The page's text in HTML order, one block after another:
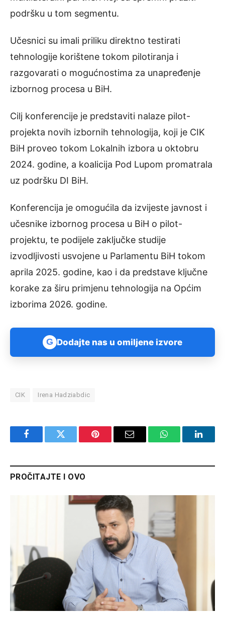
podršku u tom segmentu.
Učesnici su imali priliku direktno testirati
tehnologije korištene tokom pilotiranja i
razgovarati o mogućnostima za unapređenje
izbornog procesa u BiH.
Cilj konferencije je predstaviti nalaze pilot-
projekta novih izbornih tehnologija, koji je CIK
BiH proveo tokom Lokalnih izbora u oktobru
2024. godine, a koalicija Pod Lupom promatrala
uz podršku DI BiH.
Konferencija je omogućila da izvijeste javnost i
učesnike izbornog procesa u BiH o pilot-
projektu, te podijele zaključke studije
izvodljivosti usvojene u Parlamentu BiH tokom
aprila 2025. godine, kao i da predstave ključne
korake za širu primjenu tehnologija na Općim
izborima 2026. godine.
G Dodajte nas u omiljene izvore
CIK Irena Hadziabdic
FacebookTwitter Pinterest Email WhatsApp
PROČITAJTE I OVO